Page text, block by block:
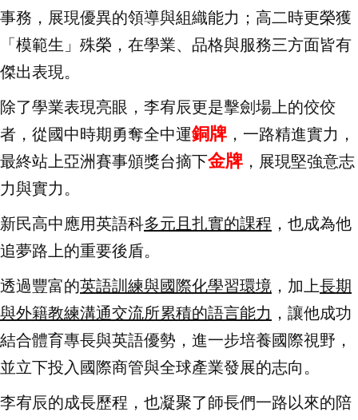
事務，展現優異的領導與組織能力；高二時更榮獲
「模範生」殊榮，在學業、品格與服務三方面皆有
傑出表現。
除了學業表現亮眼，李宥辰更是擊劍場上的佼佼
者，從國中時期勇奪全中運銅牌 ，一路精進實力，
最終站上亞洲賽事頒獎台摘下金牌 ，展現堅強意志
力與實力。
新民高中應用英語科多元且扎實的課程 ，也成為他
追夢路上的重要後盾。
透過豐富的英語訓練與國際化學習環境 ，加上長期
與外籍教練溝通交流所累積的語言能力 ，讓他成功
結合體育專長與英語優勢，進一步培養國際視野，
並立下投入國際商管與全球產業發展的志向。
李宥辰的成長歷程，也凝聚了師長們一路以來的陪